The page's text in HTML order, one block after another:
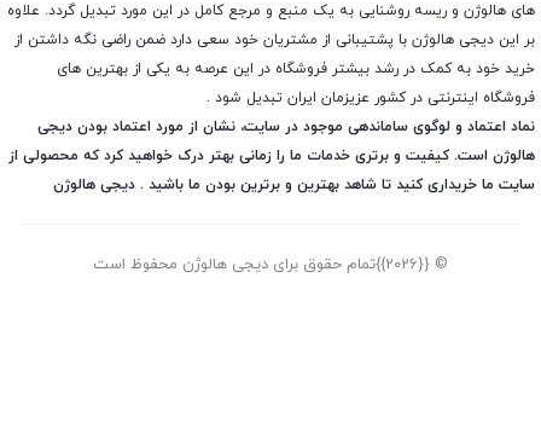
های هالوژن و ریسه روشنایی به یک منبع و مرجع کامل در این مورد تبدیل گردد. علاوه
بر این دیجی هالوژن با پشتیبانی از مشتریان خود سعی دارد ضمن راضی نگه داشتن از
خرید خود به کمک در رشد بیشتر فروشگاه در این عرصه به یکی از بهترین های
فروشگاه اینترنتی در کشور عزیزمان ایران تبدیل شود .
نماد اعتماد و لوگوی ساماندهی موجود در سایت، نشان از مورد اعتماد بودن دیجی
هالوژن است. کیفیت و برتری خدمات ما را زمانی بهتر درک خواهید کرد که محصولی از
سایت ما خریداری کنید تا شاهد بهترین و برترین بودن ما باشید . دیجی هالوژن
© {{2026}}تمام حقوق برای دیجی هالوژن محفوظ است